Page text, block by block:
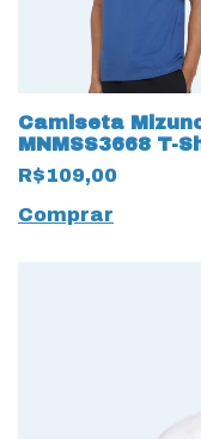
Camiseta
MNMSS3668 T-
Basic Logo
R$109,00
Comprar